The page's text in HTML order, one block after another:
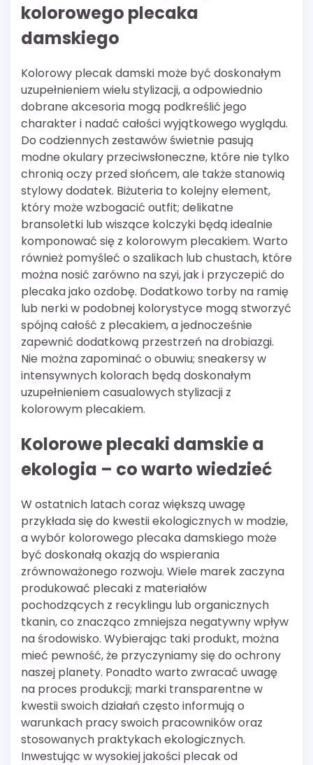
kolorowego plecaka
damskiego
Kolorowy plecak damski może być doskonałym
uzupełnieniem wielu stylizacji, a odpowiednio
dobrane akcesoria mogą podkreślić jego
charakter i nadać całości wyjątkowego wyglądu.
Do codziennych zestawów świetnie pasują
modne okulary przeciwsłoneczne, które nie tylko
chronią oczy przed słońcem, ale także stanowią
stylowy dodatek. Biżuteria to kolejny element,
który może wzbogacić outfit; delikatne
bransoletki lub wiszące kolczyki będą idealnie
komponować się z kolorowym plecakiem. Warto
również pomyśleć o szalikach lub chustach, które
można nosić zarówno na szyi, jak i przyczepić do
plecaka jako ozdobę. Dodatkowo torby na ramię
lub nerki w podobnej kolorystyce mogą stworzyć
spójną całość z plecakiem, a jednocześnie
zapewnić dodatkową przestrzeń na drobiazgi.
Nie można zapominać o obuwiu; sneakersy w
intensywnych kolorach będą doskonałym
uzupełnieniem casualowych stylizacji z
kolorowym plecakiem.
Kolorowe plecaki damskie a
ekologia – co warto wiedzieć
W ostatnich latach coraz większą uwagę
przykłada się do kwestii ekologicznych w modzie,
a wybór kolorowego plecaka damskiego może
być doskonałą okazją do wspierania
zrównoważonego rozwoju. Wiele marek zaczyna
produkować plecaki z materiałów
pochodzących z recyklingu lub organicznych
tkanin, co znacząco zmniejsza negatywny wpływ
na środowisko. Wybierając taki produkt, można
mieć pewność, że przyczyniamy się do ochrony
naszej planety. Ponadto warto zwracać uwagę
na proces produkcji; marki transparentne w
kwestii swoich działań często informują o
warunkach pracy swoich pracowników oraz
stosowanych praktykach ekologicznych.
Inwestując w wysokiej jakości plecak od